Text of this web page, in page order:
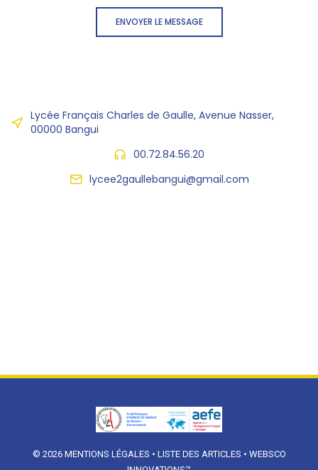
ENVOYER LE MESSAGE
Lycée Français Charles de Gaulle, Avenue Nasser,
00000 Bangui
00.72.84.56.20
lycee2gaullebangui@gmail.com
© 2026 MENTIONS LÉGALES • LISTE DES ARTICLES • WEBSCO